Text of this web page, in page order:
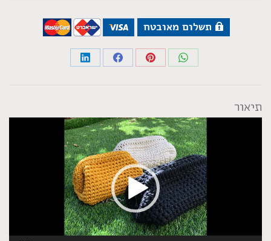
תשלום מאובטח
Share
Share
Share
Share
תיאור